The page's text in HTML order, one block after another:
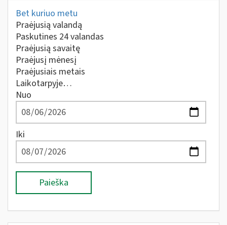
Bet kuriuo metu
Praėjusią valandą
Paskutines 24 valandas
Praėjusią savaitę
Praėjusį mėnesį
Praėjusiais metais
Laikotarpyje…
Nuo
Iki
Paieška